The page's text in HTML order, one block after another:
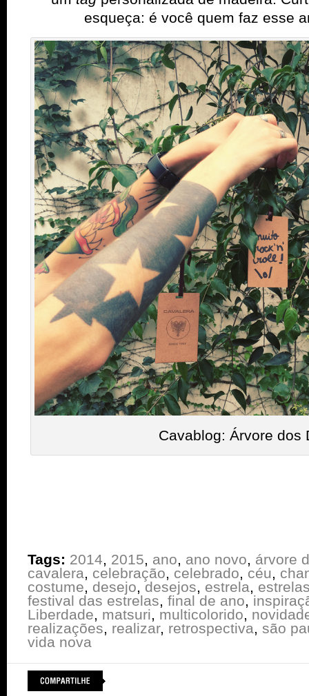
esqueça: é você quem faz esse
Cavablog: Árvore dos
Tags: 2014, 2015, ano, ano novo, árvore
cavalera, celebração, celebrado, céu,
costume, desejo,desejos, estrela,
festival das estrelas, final de ano,
Liberdade, matsuri, multicolorido,
realizações, realizar, retrospectiva, são
vida nova